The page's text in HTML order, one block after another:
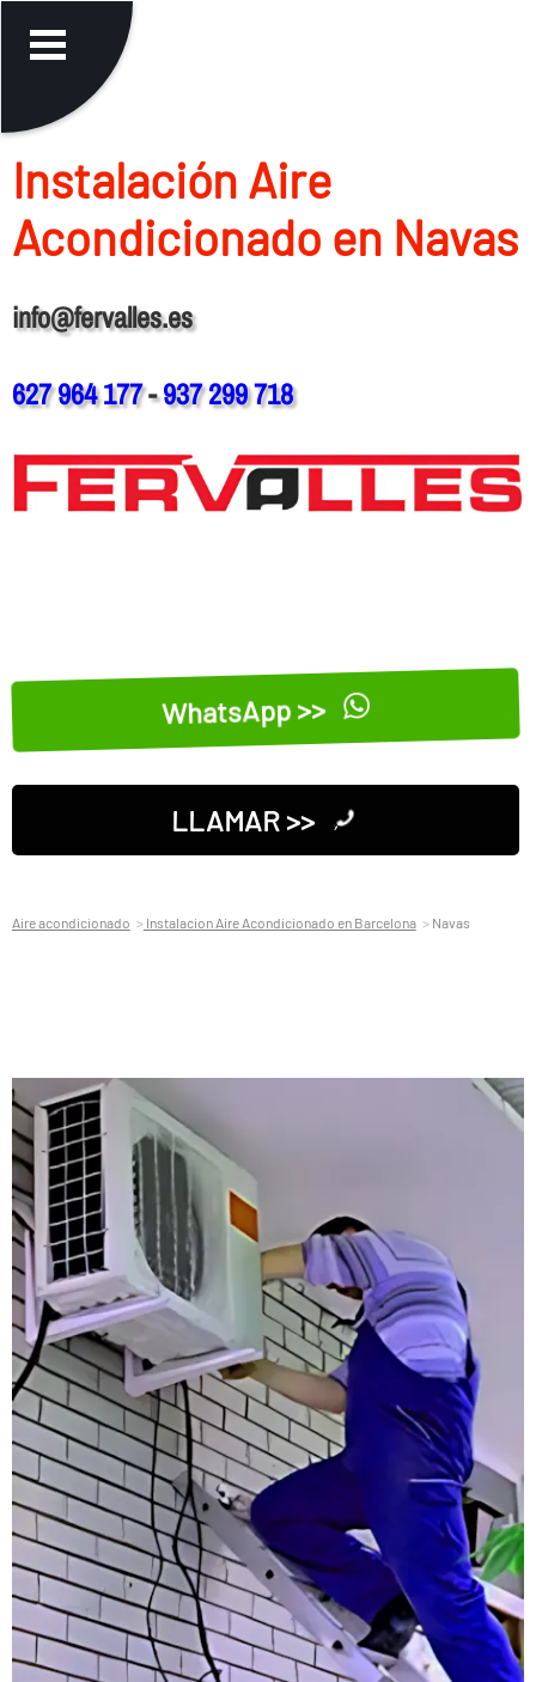
Instalación Aire
Acondicionado en Navas
info@fervalles.es
627 964 177-937 299 718
WhatsApp >>
LLAMAR >>
Aire acondicionado Instalacion Aire Acondicionado en Barcelona Navas